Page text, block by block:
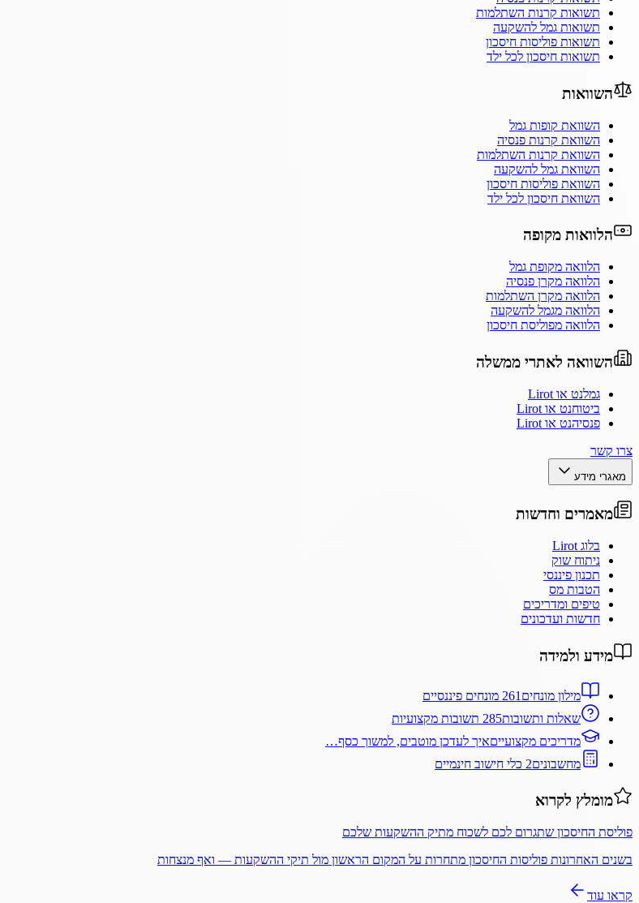
תשואות קרנות השתלמות
תשואות גמל להשקעה
תשואות פוליסות חיסכון
תשואות חיסכון לכל ילד
השוואות
השוואת קופות גמל
השוואת קרנות פנסיה
השוואת קרנות השתלמות
השוואת גמל להשקעה
השוואת פוליסות חיסכון
השוואת חיסכון לכל ילד
הלוואות מקופה
הלוואה מקופת גמל
הלוואה מקרן פנסיה
הלוואה מקרן השתלמות
הלוואה מגמל להשקעה
הלוואה מפוליסת חיסכון
השוואה לאתרי ממשלה
גמלנט או Lirot
ביטוחנט או Lirot
פנסיהנט או Lirot
צרו קשר
מאגרי מידע
מאמרים וחדשות
בלוג Lirot
ניתוח שוק
תכנון פיננסי
הטבות מס
טיפים ומדריכים
חדשות ועדכונים
מידע ולמידה
מילון מונחים 261 מונחים פיננסיים
שאלות ותשובות285 תשובות מקצועיות
מדריכים מקצועייםאיך לעדכן מוטבים, למשוך כסף…
מחשבונים2 כלי חישוב חינמיים
מומלץ לקרוא
פוליסת החיסכון שתגרום לכם לשכוח מתיק ההשקעות שלכם
בשנים האחרונות פוליסות החיסכון מתחרות על המקום הראשון מול תיקי ההשקעות — ואף מנצחות
קראו עוד